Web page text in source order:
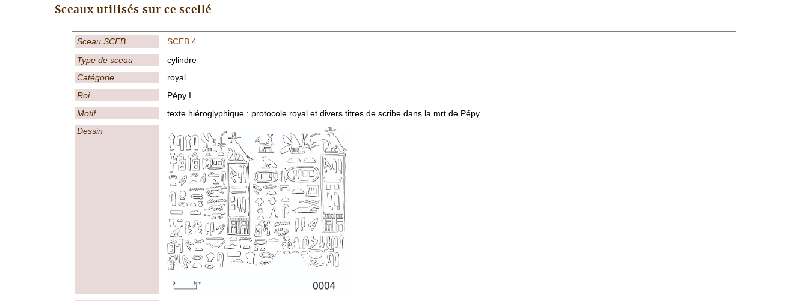
Sceaux utilisés sur ce scellé
Sceau SCEB
SCEB 4
Type de sceau
cylindre
Catégorie
royal
Roi
Pépy I
Motif
texte hiéroglyphique : protocole royal et divers titres de scribe dans la mrt de Pépy
Dessin